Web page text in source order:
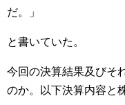
だ。」
と書いていた。
今回の決算結果及びそ
のか。以下決算内容と